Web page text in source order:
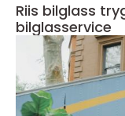
Riis bilglass trygg sikt og profesjonell
bilglasservice